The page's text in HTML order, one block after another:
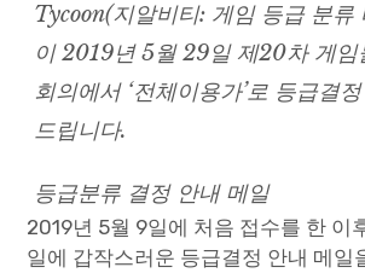
Tycoon(지알비티: 게임 등급 분류
이 2019년 5월 29일 제20차 게임
회의에서 ‘전체이용가’로 등급결
드립니다.
등급분류 결정 안내 메일
2019년 5월 9일에 처음 접수를 한 이
일에 갑작스러운 등급결정 안내 메일